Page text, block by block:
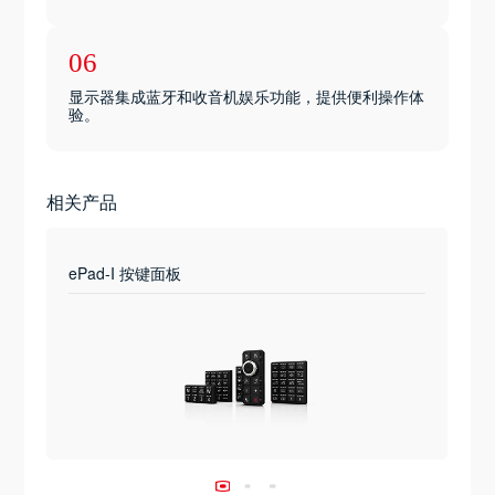
06
显示器集成蓝牙和收音机娱乐功能，提供便利操作体
验。
相关产品
ePad-I 按键面板